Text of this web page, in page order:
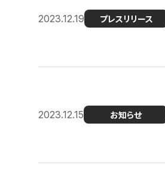
2023.12.19 プレスリリース
2023.12.15 お知らせ